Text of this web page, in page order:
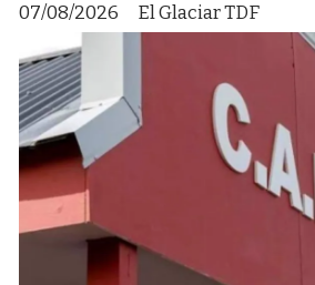
El Glaciar TDF
07/08/2026